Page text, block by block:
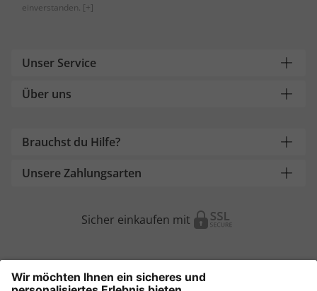
einverstanden. [+]
Unser Service
Über uns
Brauchst du Hilfe?
Unsere Zahlungsarten
Sicher einkaufen mit
Weitere Onlineshops